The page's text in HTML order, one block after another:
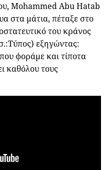
Mohammed Abu Hatab
στα μάτια, πέταξε στο
του κράνος
εξηγώντας:
φοράμε και τίποτα
καθόλου τους